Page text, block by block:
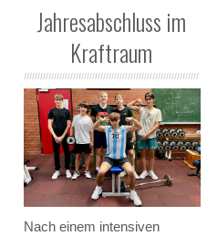
USA - North Carolina
Finnland - Imatra
Lajeado - Brasilien
Integrationsarbeit
Schul-Integrationslotsen
Jahresabschluss im
Kraftraum
Nach einem intensiven